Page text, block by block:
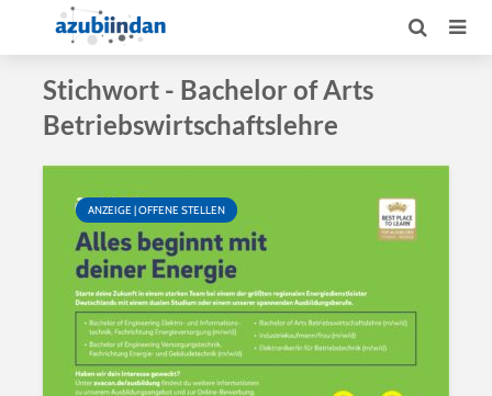
Stichwort - Bachelor of Arts
Betriebswirtschaftslehre
ANZEIGE | OFFENE STELLEN